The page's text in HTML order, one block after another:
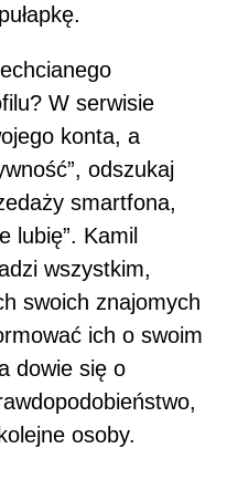
W serwisie
konta, a
odszukaj
smartfona,
lubię”. Kamil
wszystkim,
swoich znajomych
ich o swoim
dowie się o
osoby.